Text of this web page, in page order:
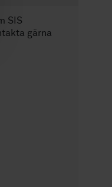
SIS
gärna